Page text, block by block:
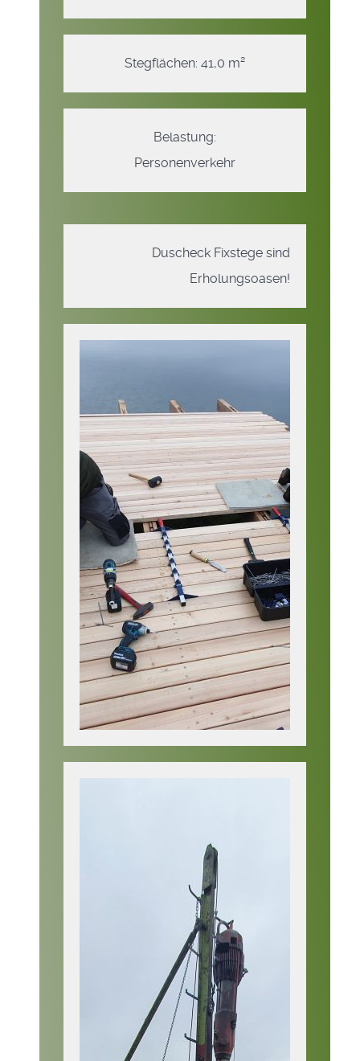
Stegflächen: 41,0 m²
Belastung:
Personenverkehr
Duscheck Fixstege sind
Erholungsoasen!